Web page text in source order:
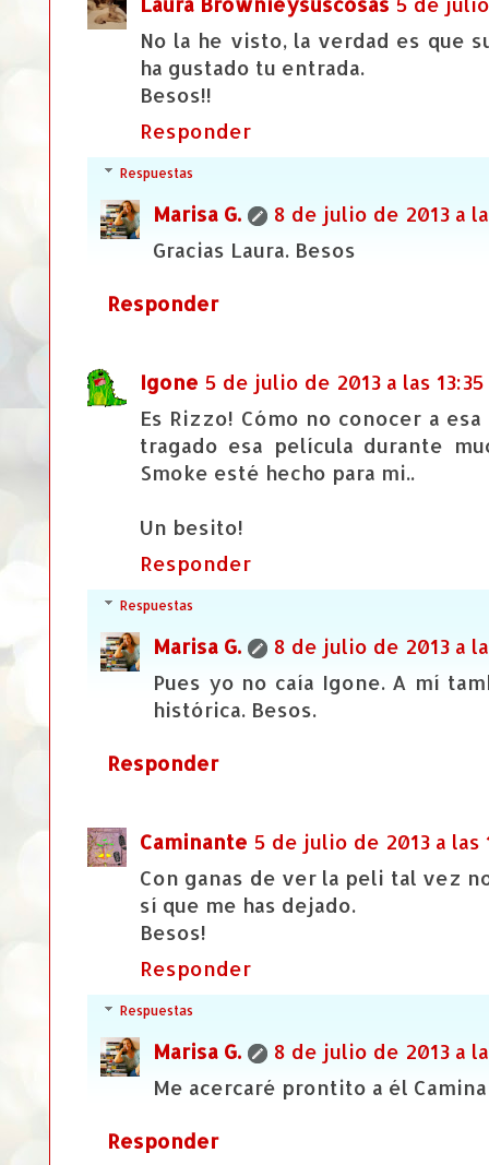
No la he visto, la verdad es que
ha gustado tu entrada.
Besos!!
Responder
Respuestas
Marisa G.
8 de julio de 2013 a
Gracias Laura. Besos
Responder
Igone 5 de julio de 2013 a las 13:35
Es Rizzo! Cómo no conocer a
tragado esa película durante
Smoke esté hecho para mi..
Un besito!
Responder
Respuestas
Marisa G.
8 de julio de 2013 a
Pues yo no caía Igone. A mí
histórica. Besos.
Responder
Caminante 5 de julio de 2013 a las
Con ganas de ver la peli tal vez
sí que me has dejado.
Besos!
Responder
Respuestas
Marisa G.
8 de julio de 2013 a
Me acercaré prontito a él
Responder